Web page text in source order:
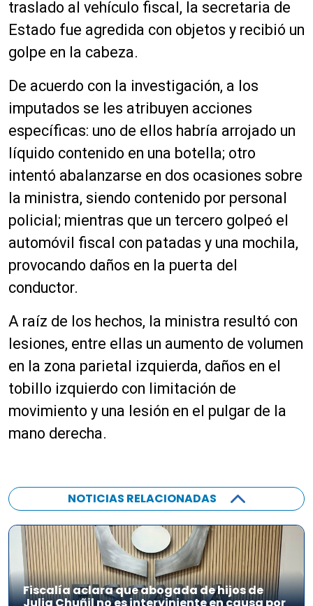
traslado al vehículo fiscal, la secretaria de
Estado fue agredida con objetos y recibió un
golpe en la cabeza.
De acuerdo con la investigación, a los
imputados se les atribuyen acciones
específicas: uno de ellos habría arrojado un
líquido contenido en una botella; otro
intentó abalanzarse en dos ocasiones sobre
la ministra, siendo contenido por personal
policial; mientras que un tercero golpeó el
automóvil fiscal con patadas y una mochila,
provocando daños en la puerta del
conductor.
A raíz de los hechos, la ministra resultó con
lesiones, entre ellas un aumento de volumen
en la zona parietal izquierda, daños en el
tobillo izquierdo con limitación de
movimiento y una lesión en el pulgar de la
mano derecha.
NOTICIAS RELACIONADAS
Fiscalía aclara que abogada de hijos de